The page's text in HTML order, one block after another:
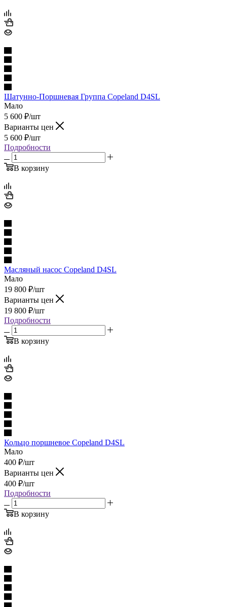
Шатунно-Поршневая Группа Copeland D4SL
Мало
5 600 ₽/шт
Варианты цен
5 600 ₽/шт
Подробности
В корзину
Масляный насос Copeland D4SL
Мало
19 800 ₽/шт
Варианты цен
19 800 ₽/шт
Подробности
В корзину
Кольцо поршневое Copeland D4SL
Мало
400 ₽/шт
Варианты цен
400 ₽/шт
Подробности
В корзину